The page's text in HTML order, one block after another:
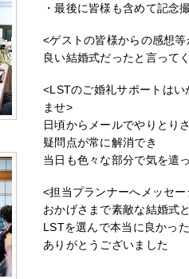
・最後に皆様も含めて記念
<ゲストの皆様からの感想
良い結婚式だったと言って
<LSTのご婚礼サポートは
ませ>
日頃からメールでやりとり
疑問点が常に解消でき
当日も色々な部分で気を遣
<担当プランナーへメッセ
おかげさまで素敵な結婚式
LSTを選んで本当に良かっ
ありがとうございました